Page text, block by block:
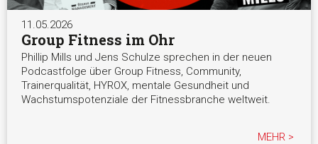
11.05.2026
Group Fitness im Ohr
Phillip Mills und Jens Schulze sprechen in der neuen
Podcastfolge über Group Fitness, Community,
Trainerqualität, HYROX, mentale Gesundheit und
Wachstumspotenziale der Fitnessbranche weltweit.
MEHR >